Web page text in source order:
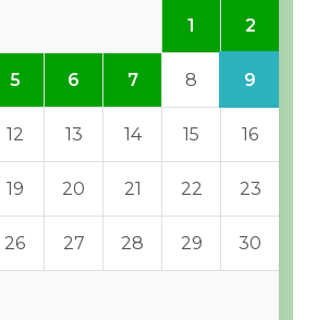
1 2
5 6 7 8 9
12 13 14 15 16
19 20 21 22 23
26 27 28 29 30